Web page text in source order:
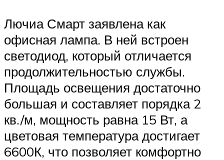
Лючиа Смарт заявлена как
офисная лампа. В ней встроен
светодиод, который отличается
продолжительностью службы.
Площадь освещения достаточно
большая и составляет порядка 2
кв./м, мощность равна 15 Вт, а
цветовая температура достигает
6600К, что позволяет комфортно